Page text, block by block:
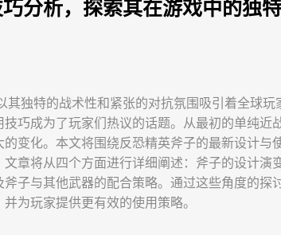
分析，探索其在游戏中的独
独特的战术性和紧张的对抗氛围吸引着全球玩
巧成为了玩家们热议的话题。从最初的单纯近
变化。本文将围绕反恐精英斧子的最新设计与
章将从四个方面进行详细阐述：斧子的设计演
子与其他武器的配合策略。通过这些角度的探
为玩家提供更有效的使用策略。